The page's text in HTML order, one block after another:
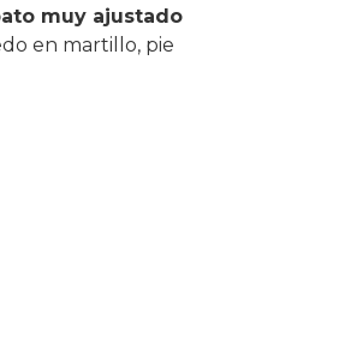
muy ajustado
en martillo, pie